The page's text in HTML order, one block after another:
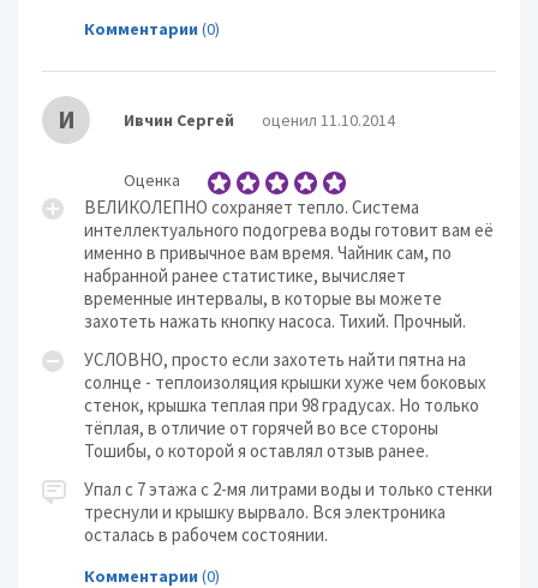
Комментарии (0)
И Ивчин Сергей оценил 11.10.2014
Оценка
ВЕЛИКОЛЕПНО сохраняет тепло. Система
интеллектуального подогрева воды готовит вам её
именно в привычное вам время. Чайник сам, по
набранной ранее статистике, вычисляет
временные интервалы, в которые вы можете
захотеть нажать кнопку насоса. Тихий. Прочный.
УСЛОВНО, просто если захотеть найти пятна на
солнце - теплоизоляция крышки хуже чем боковых
стенок, крышка теплая при 98 градусах. Но только
тёплая, в отличие от горячей во все стороны
Тошибы, о которой я оставлял отзыв ранее.
Упал с 7 этажа с 2-мя литрами воды и только стенки
треснули и крышку вырвало. Вся электроника
осталась в рабочем состоянии.
Комментарии (0)